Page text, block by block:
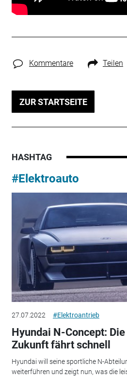
Kommentare Teilen
ZUR STARTSEITE
HASHTAG
#Elektroauto
27.07.2022 #Elektroantrieb
Hyundai N-Concept:
Zukunft fährt schnell
Hyundai will seine sportliche N-
weiterführen und zeigt nun, was die